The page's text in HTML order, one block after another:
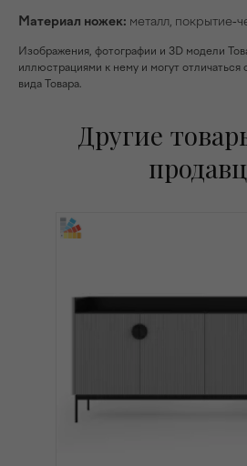
Материал ножек: металл, покрытие-
Изображения, фотографии и 3D модели
иллюстрациями к нему и могут отличаться
вида Товара.
Другие